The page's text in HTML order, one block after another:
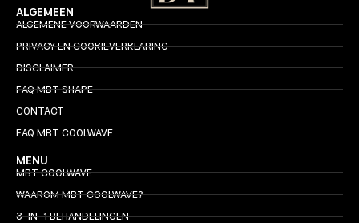
ALGEMEEN
ALGEMENE VOORWAARDEN
PRIVACY EN COOKIEVERKLARING
DISCLAIMER
FAQ MBT SHAPE
CONTACT
FAQ MBT COOLWAVE
MENU
MBT COOLWAVE
WAAROM MBT COOLWAVE?
3-IN-1 BEHANDELINGEN